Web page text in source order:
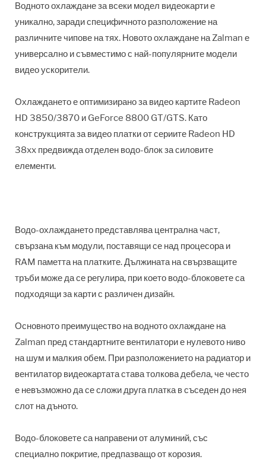
Водното охлаждане за всеки модел видеокарти е
уникално, заради специфичното разположение на
различните чипове на тях. Новото охлаждане на Zalman е
универсално и съвместимо с най-популярните модели
видео ускорители.
Охлаждането е оптимизирано за видео картите Radeon
HD 3850/3870 и GeForce 8800 GT/GTS. Като
конструкцията за видео платки от сериите Radeon HD
38xx предвижда отделен водо-блок за силовите
елементи.
Водо-охлаждането представлява централна част,
свързана към модули, поставящи се над процесора и
RAM паметта на платките. Дължината на свързващите
тръби може да се регулира, при което водо-блоковете са
подходящи за карти с различен дизайн.
Основното преимущество на водното охлаждане на
Zalman пред стандартните вентилатори е нулевото ниво
на шум и малкия обем. При разположението на радиатор и
вентилатор видеокартата става толкова дебела, че често
е невъзможно да се сложи друга платка в съседен до нея
слот на дъното.
Водо-блоковете са направени от алуминий, със
специално покритие, предпазващо от корозия.